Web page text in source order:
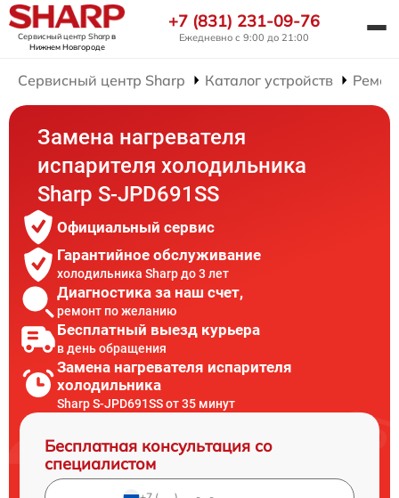
Сервисный центр Sharpв
Нижнем Новгороде
+7 (831) 231-09-76
Ежедневно с 9:00 до 21:00
Сервисный центр Sharp Каталог устройств
Замена нагревателя
испарителя холодильника
Sharp S-JPD691SS
Официальный сервис
Гарантийное обслуживание
холодильника Sharp до 3 лет
Диагностика за наш счет,
ремонт по желанию
Бесплатный выезд курьера
в день обращения
Замена нагревателя испарителя
холодильника
Sharp S-JPD691SS от 35 минут
Бесплатная консультация со
специалистом